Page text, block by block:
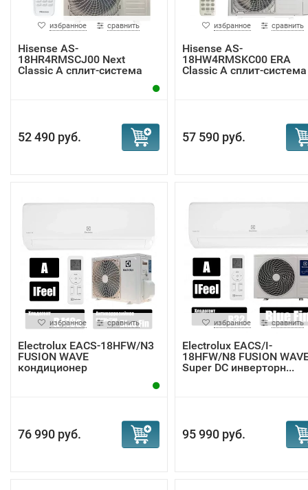
избранное сравнить
Hisense AS-
18HR4RMSCJ00 Next
Classic A сплит-система
52 490 руб.
избранное сравнить
Hisense AS-
18HW4RMSKC00 ERA
Classic A сплит-система
57 590 руб.
избранное сравнить
Electrolux EACS-18HFW/N3
FUSION WAVE
кондиционер
76 990 руб.
избранное сравнить
Electrolux EACS/I-
18HFW/N8 FUSION
Super DC инверторн...
95 990 руб.